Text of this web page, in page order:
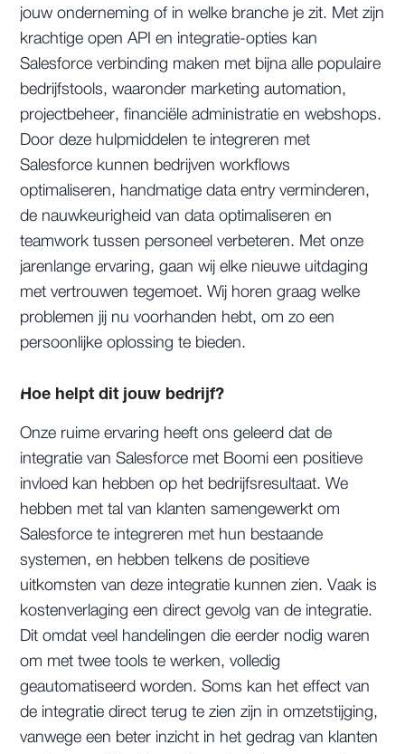
jouw onderneming of in welke branche je zit. Met zijn
krachtige open API en integratie-opties kan
Salesforce verbinding maken met bijna alle populaire
bedrijfstools, waaronder marketing automation,
projectbeheer, financiële administratie en webshops.
Door deze hulpmiddelen te integreren met
Salesforce kunnen bedrijven workflows
optimaliseren, handmatige data entry verminderen,
de nauwkeurigheid van data optimaliseren en
teamwork tussen personeel verbeteren. Met onze
jarenlange ervaring, gaan wij elke nieuwe uitdaging
met vertrouwen tegemoet. Wij horen graag welke
problemen jij nu voorhanden hebt, om zo een
persoonlijke oplossing te bieden.
Hoe helpt dit jouw bedrijf?
Onze ruime ervaring heeft ons geleerd dat de
integratie van Salesforce met Boomi een positieve
invloed kan hebben op het bedrijfsresultaat. We
hebben met tal van klanten samengewerkt om
Salesforce te integreren met hun bestaande
systemen, en hebben telkens de positieve
uitkomsten van deze integratie kunnen zien. Vaak is
kostenverlaging een direct gevolg van de integratie.
Dit omdat veel handelingen die eerder nodig waren
om met twee tools te werken, volledig
geautomatiseerd worden. Soms kan het effect van
de integratie direct terug te zien zijn in omzetstijging,
vanwege een beter inzicht in het gedrag van klanten